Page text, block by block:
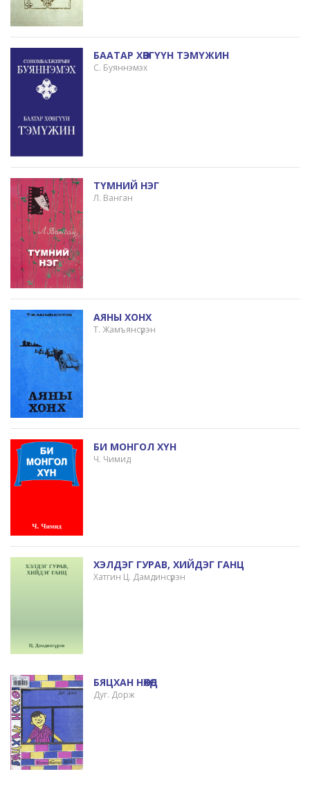
БААТАР ХӨВГҮҮН ТЭМҮЖИН
С. Буяннэмэх
ТҮМНИЙ НЭГ
Л. Ванган
АЯНЫ ХОНХ
Т. Жамъянсүрэн
БИ МОНГОЛ ХҮН
Ч. Чимид
ХЭЛДЭГ ГУРАВ, ХИЙДЭГ ГАНЦ
Хатгин Ц. Дамдинсүрэн
БЯЦХАН НӨХӨД
Дуг. Дорж